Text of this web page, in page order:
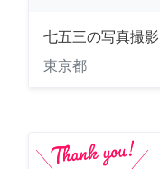
七五三の写真撮
東京都